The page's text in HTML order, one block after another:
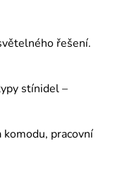
řešení.
stínidel –
pracovní